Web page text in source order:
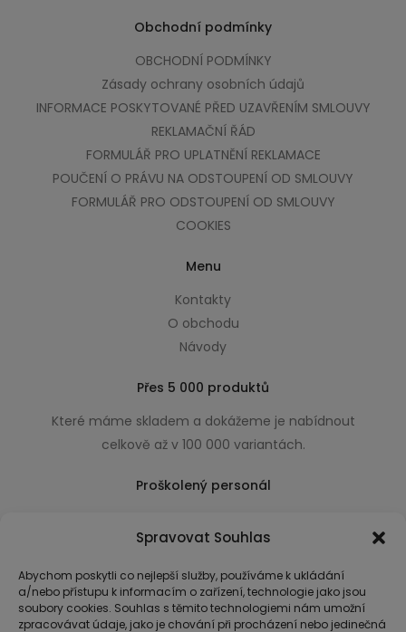
Spravovat Souhlas
Abychom poskytli co nejlepší služby, používáme k ukládání
a/nebo přístupu k informacím o zařízení, technologie jako jsou
soubory cookies. Souhlas s těmito technologiemi nám umožní
zpracovávat údaje, jako je chování při procházení nebo jedinečná
Obchodní podmínky
OBCHODNÍ PODMÍNKY
Zásady ochrany osobních údajů
INFORMACE POSKYTOVANÉ PŘED UZAVŘENÍM SMLOUVY
REKLAMAČNÍ ŘÁD
FORMULÁŘ PRO UPLATNĚNÍ REKLAMACE
POUČENÍ O PRÁVU NA ODSTOUPENÍ OD SMLOUVY
FORMULÁŘ PRO ODSTOUPENÍ OD SMLOUVY
COOKIES
Menu
Kontakty
O obchodu
Návody
Přes 5 000 produktů
Které máme skladem a dokážeme je nabídnout
celkově až v 100 000 variantách.
Proškolený personál
usnadňující nákup.